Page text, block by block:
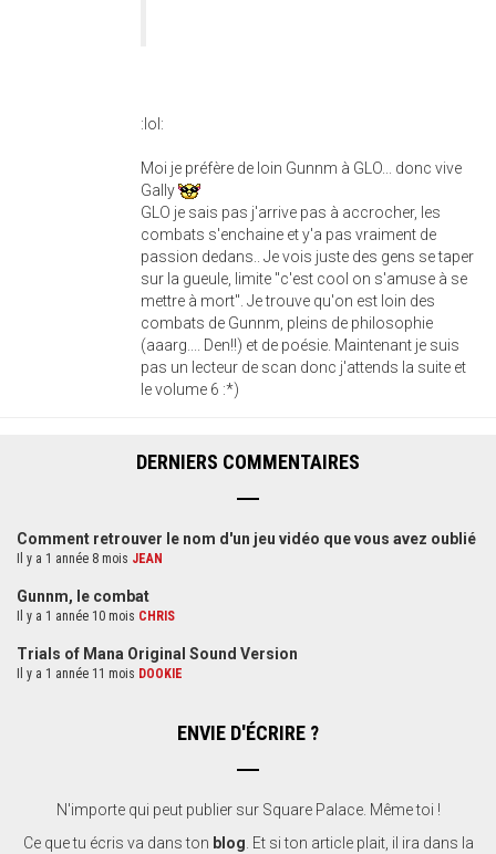
:lol:
Moi je préfère de loin Gunnm à GLO... donc vive
Gally
GLO je sais pas j'arrive pas à accrocher, les
combats s'enchaine et y'a pas vraiment de
passion dedans.. Je vois juste des gens se taper
sur la gueule, limite "c'est cool on s'amuse à se
mettre à mort". Je trouve qu'on est loin des
combats de Gunnm, pleins de philosophie
(aaarg.... Den!!) et de poésie. Maintenant je suis
pas un lecteur de scan donc j'attends la suite et
le volume 6 :*)
DERNIERS COMMENTAIRES
Comment retrouver le nom d'un jeu vidéo que vous avez oublié
Il y a 1 année 8 mois JEAN
Gunnm, le combat
Il y a 1 année 10 mois CHRIS
Trials of Mana Original Sound Version
Il y a 1 année 11 mois DOOKIE
ENVIE D'ÉCRIRE ?
N'importe qui peut publier sur Square Palace. Même toi !
Ce que tu écris va dans ton blog . Et si ton article plait, il ira dans la